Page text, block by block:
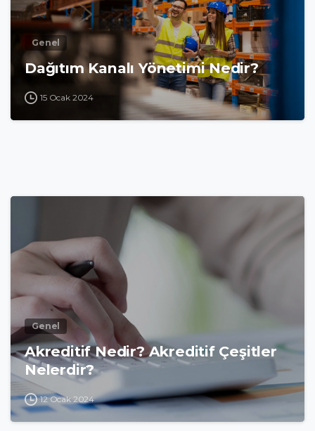
Genel
Dağıtım Kanalı Yönetimi Nedir?
15 Ocak 2024
Genel
Akreditif Nedir? Akreditif Çeşitler
Nelerdir?
12 Ocak 2024